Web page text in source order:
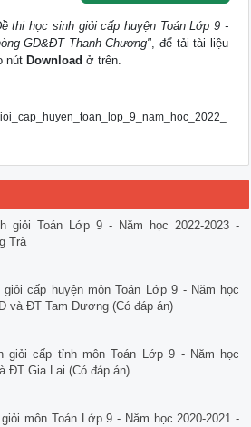
thi học sinh giỏi cấp huyện Toán Lớp 9 -
GD&ĐT Thanh Chương", để tải tài liệu
nút Download ở trên.
giỏi Toán Lớp 9 - Năm học 2022-2023 -
Trà
cấp huyện môn Toán Lớp 9 - Năm học
và ĐT Tam Dương (Có đáp án)
giỏi cấp tỉnh môn Toán Lớp 9 - Năm học
ĐT Gia Lai (Có đáp án)
môn Toán Lớp 9 - Năm học 2020-2021 -